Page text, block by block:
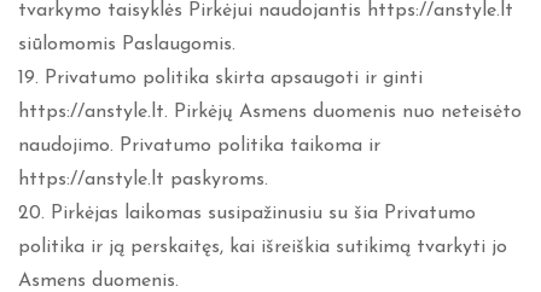
tvarkymo taisyklės Pirkėjui naudojantis https://anstyle.lt
siūlomomis Paslaugomis.
19. Privatumo politika skirta apsaugoti ir ginti
https://anstyle.lt. Pirkėjų Asmens duomenis nuo neteisėto
naudojimo. Privatumo politika taikoma ir
https://anstyle.lt paskyroms.
20. Pirkėjas laikomas susipažinusiu su šia Privatumo
politika ir ją perskaitęs, kai išreiškia sutikimą tvarkyti jo
Asmens duomenis.